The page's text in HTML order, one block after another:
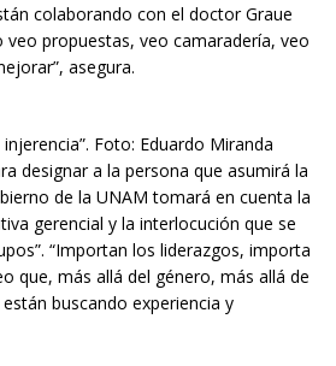
colaborando con el doctor Graue
veo propuestas, veo camaradería, veo
asegura.
Foto: Eduardo Miranda
designar a la persona que asumirá la
de la UNAM tomará en cuenta la
gerencial y la interlocución que se
“Importan los liderazgos, importa
que, más allá del género, más allá de
buscando experiencia y